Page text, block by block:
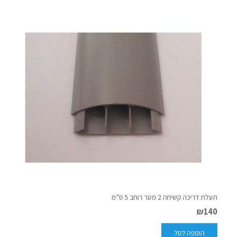
תעלת דריכה קשיחה 2 מטר רוחב 5 ס”מ
₪140
הוספה לסל